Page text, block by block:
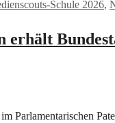
Schule 2026,
Parlamentarischen